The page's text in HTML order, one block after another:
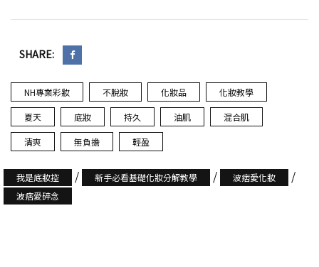
SHARE:
NH專業彩妝 不脫妝 化妝品 化妝教學
夏天 底妝 持久 油肌 混合肌
清爽 無負擔 輕盈
我是底妝控 / 新手必看基礎化妝分解教學 / 波痞愛化妝 /
波痞愛碎念